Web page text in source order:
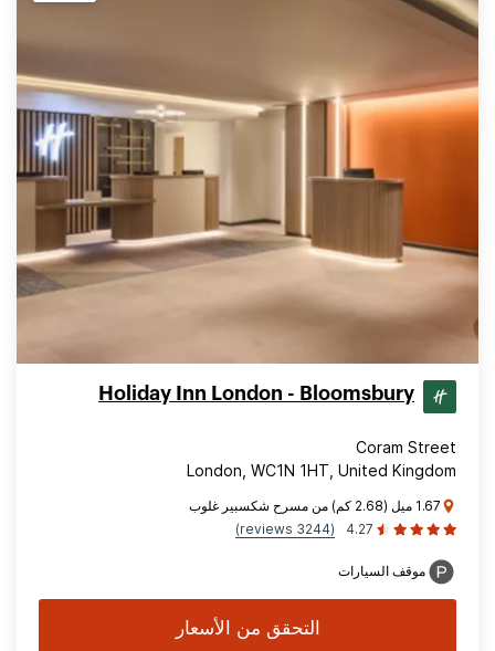
Holiday Inn London - Bloomsbury
Coram Street
London, WC1N 1HT, United Kingdom
1.67 ميل (2.68 كم) من مسرح شكسبير غلوب
4.27
(3244 reviews)
موقف السيارات
التحقق من الأسعار